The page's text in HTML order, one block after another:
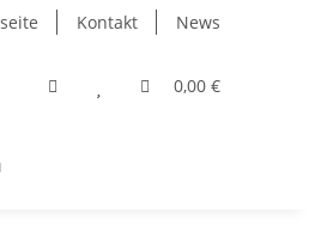
Kontakt News
0,00 €